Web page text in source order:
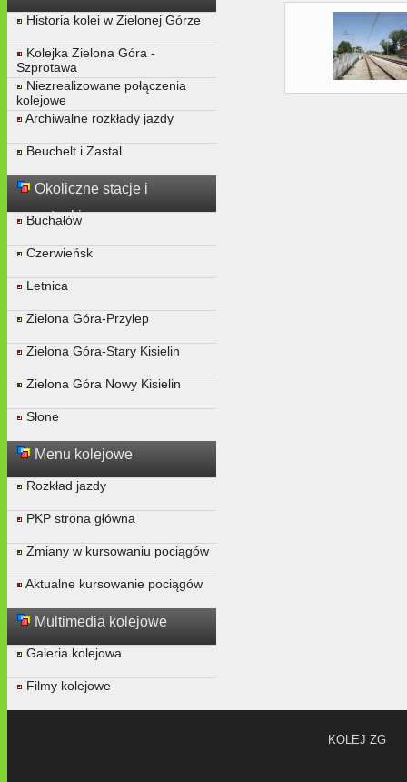
Historia kolei w Zielonej Górze
Kolejka Zielona Góra -
Szprotawa
Niezrealizowane połączenia
kolejowe
Archiwalne rozkłady jazdy
Beuchelt i Zastal
Okoliczne stacje i
przystanki
Buchałów
Czerwieńsk
Letnica
Zielona Góra-Przylep
Zielona Góra-Stary Kisielin
Zielona Góra Nowy Kisielin
Słone
Menu kolejowe
Rozkład jazdy
PKP strona główna
Zmiany w kursowaniu pociągów
Aktualne kursowanie pociągów
Multimedia kolejowe
Galeria kolejowa
Filmy kolejowe
KOLEJ ZG